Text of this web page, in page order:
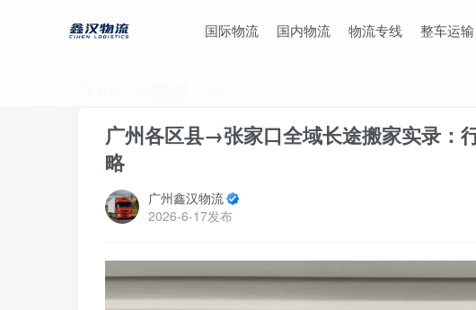
国际物流 国内物流 物流专线 整车运输
广州各区县→张家口全域长途搬家实录：
略
广州鑫汉物流
2026-6-17发布